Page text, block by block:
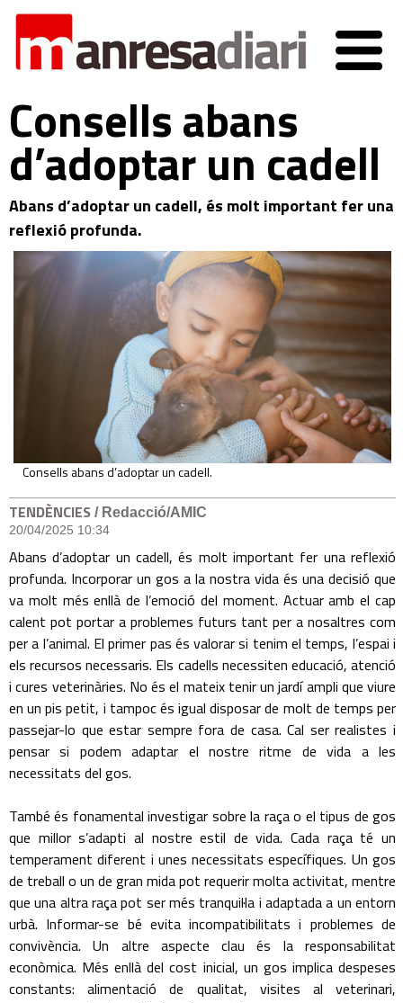
Consells abans
d’adoptar un cadell
Abans d’adoptar un cadell, és molt important fer una
reflexió profunda.
Consells abans d’adoptar un cadell.
TENDÈNCIES / Redacció/AMIC
20/04/2025 10:34
Abans d’adoptar un cadell, és molt important fer una reflexió
profunda. Incorporar un gos a la nostra vida és una decisió que
va molt més enllà de l’emoció del moment. Actuar amb el cap
calent pot portar a problemes futurs tant per a nosaltres com
per a l’animal. El primer pas és valorar si tenim el temps, l’espai i
els recursos necessaris. Els cadells necessiten educació, atenció
i cures veterinàries. No és el mateix tenir un jardí ampli que viure
en un pis petit, i tampoc és igual disposar de molt de temps per
passejar-lo que estar sempre fora de casa. Cal ser realistes i
pensar si podem adaptar el nostre ritme de vida a les
necessitats del gos.
També és fonamental investigar sobre la raça o el tipus de gos
que millor s’adapti al nostre estil de vida. Cada raça té un
temperament diferent i unes necessitats específiques. Un gos
de treball o un de gran mida pot requerir molta activitat, mentre
que una altra raça pot ser més tranquil·la i adaptada a un entorn
urbà. Informar-se bé evita incompatibilitats i problemes de
convivència. Un altre aspecte clau és la responsabilitat
econòmica. Més enllà del cost inicial, un gos implica despeses
constants: alimentació de qualitat, visites al veterinari,